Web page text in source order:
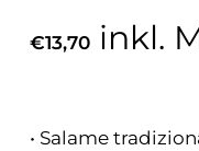
€13,70 inkl.
• Salame